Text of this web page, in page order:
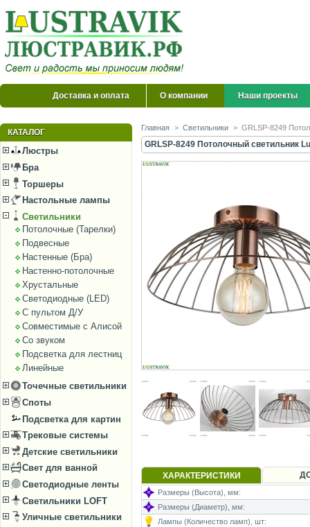
Доставка и оплата О компании Наши проекты
КАТАЛОГ
Люстры
Бра
Торшеры
Настольные лампы
Светильники
Потолочные (Тарелки)
Подвесные
Настенные (Бра)
Настенно-потолочные
Хрустальные
Светодиодные (LED)
С пультом Д/У
Совместимые с Алисой
Со звуком
Подсветка для лестниц
Линейные
Точечные светильники
Споты
Подсветка для картин
Трековые системы
Детские светильники
Свет для ванной
Светодиодные ленты
Светильники LOFT
Уличные светильники
Главная > Светильники > GRLSP-8249
GRLSP-8249 Потолочный светильник
ХАРАКТЕРИСТИКИ
Размеры (Высота), мм:
Размеры (Диаметр), мм:
Лампы (Количество ламп), шт: